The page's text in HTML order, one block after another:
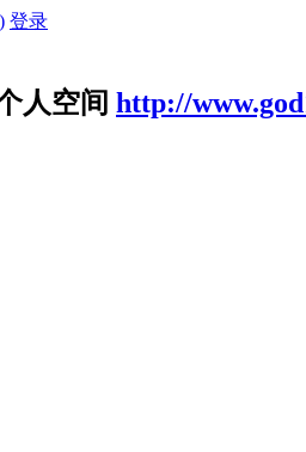
登录
人空间 http://